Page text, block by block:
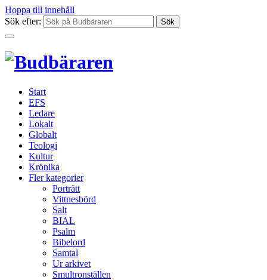
Hoppa till innehåll
Sök efter:
Start
EFS
Ledare
Lokalt
Globalt
Teologi
Kultur
Krönika
Fler kategorier
Porträtt
Vittnesbörd
Salt
BIAL
Psalm
Bibelord
Samtal
Ur arkivet
Smultronställen